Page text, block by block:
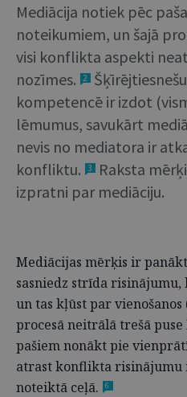
Mediācija notiek pēc
noteikumiem, un šajā
visi konflikta aspekti
nozīmes.
2
kompetencē ir izdot
lēmumus, savukārt
nevis no mediatora ir
konfliktu.
3
Raksta
izpratni par mediāciju.
Mediācijas mērķis ir
sasniedz strīda
un tas kļūst par
procesā neitrālā trešā
pašiem nonākt pie
atrast konflikta risinājumu
noteiktā ceļā.
6